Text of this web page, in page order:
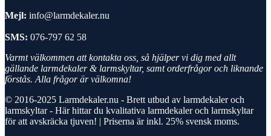
Mejl: info@larmdekaler.nu
SMS: 076-797 62 58
Varmt välkommen att kontakta oss, så hjälper vi dig med allt
gällande larmdekaler & larmskyltar, samt orderfrågor och liknande
förstås. Alla frågor är välkomna!
© 2016-2025 Larmdekaler.nu - Brett utbud av larmdekaler och
larmskyltar- Här hittar du kvalitativa larmdekaler och larmskyltar
för att avskräcka tjuven! | Priserna är inkl. 25% svensk moms.